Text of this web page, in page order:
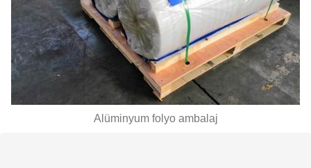
Alüminyum folyo ambalaj